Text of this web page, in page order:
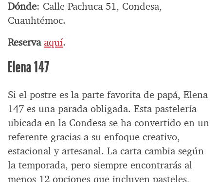
Dónde: Calle Pachuca 51, Condesa,
Cuauhtémoc.
Reserva aquí.
Elena 147
Si el postre es la parte favorita de papá, Elena
147 es una parada obligada. Esta pastelería
ubicada en la Condesa se ha convertido en un
referente gracias a su enfoque creativo,
estacional y artesanal. La carta cambia según
la temporada, pero siempre encontrarás al
menos 12 opciones que incluyen pasteles,